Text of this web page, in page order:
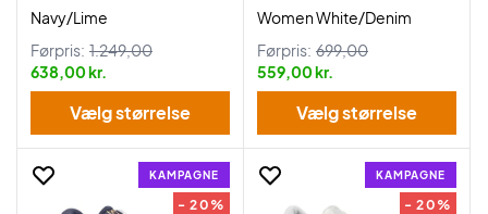
Navy/Lime
Førpris: 1.249,00
638,00 kr.
Vælg størrelse
Women White/Denim
Førpris: 699,00
559,00 kr.
Vælg størrelse
KAMPAGNE
- 20%
KAMPAGNE
- 20%